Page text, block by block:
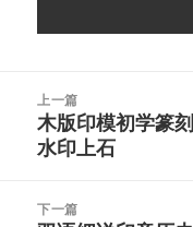
上一篇
上
篇
章：
木版印模初学篆
水印上石
下一篇